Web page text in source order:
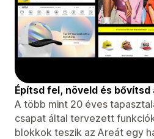
Építsd fel, növeld és bővítsd
A több mint 20 éves
csapat által tervezett
blokkok teszik az Areát egy